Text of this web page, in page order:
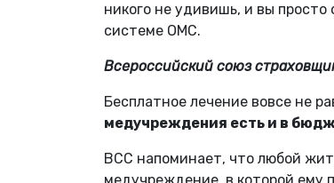
никого не удивишь, и вы просто
системе ОМС.
Всероссийский союз
Бесплатное лечение вовсе не
медучреждения есть и в
ВСС напоминает, что любой